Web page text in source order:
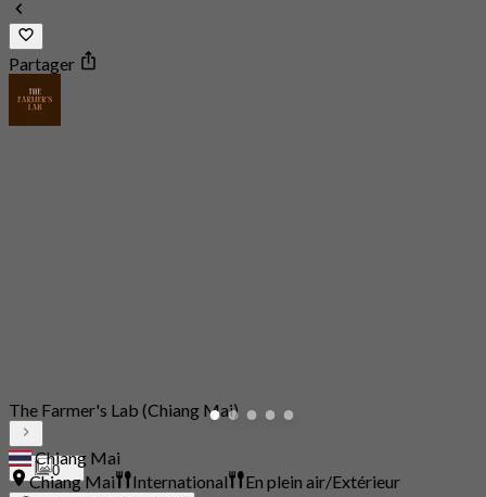
Partager
0
The Farmer's Lab (Chiang Mai)
Chiang Mai
Chiang Mai
International En plein air/Extérieur